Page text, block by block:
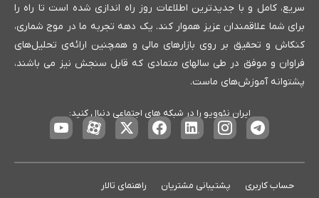
حساب کاربری پشتیبانی مشتریان راهنمای تالار
سریع، کامل و با جدیدترین اطلاعات روز راه اندازی شده است تا راه را
برای شما علاقمندان عزیز هموار کند. یک دهه تجربه ما در موج شماری،
کنکاش و تحقیق بر روی بازارهای مالی و همچنین ارائه‌ی تحلیل‌های
فراوان و موفق در طی سالهای متمادی که قابل سنجش نیز می باشند،
پشتوانه آموزش‌های ماست.
ایران نئوویو را در شبکه های اجتماعی دنبال کنید: